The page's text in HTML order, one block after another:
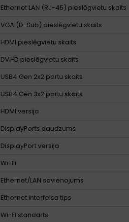
Ethernet LAN (RJ-45) pieslēgvietu skaits
VGA (D-Sub) pieslēgvietu skaits
HDMI pieslēgvietu skaits
DVI-D pieslēgvietu skaits
USB4 Gen 2x2 portu skaits
USB4 Gen 3x2 portu skaits
HDMI versija
DisplayPorts daudzums
DisplayPort versija
Wi-Fi
Ethernet/LAN savienojums
Ethernet interfeisa tips
Wi-Fi standarts